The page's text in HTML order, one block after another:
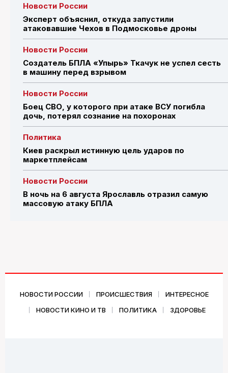
Новости России
Эксперт объяснил, откуда запустили
атаковавшие Чехов в Подмосковье дроны
Новости России
Создатель БПЛА «Упырь» Ткачук не успел сесть
в машину перед взрывом
Новости России
Боец СВО, у которого при атаке ВСУ погибла
дочь, потерял сознание на похоронах
Политика
Киев раскрыл истинную цель ударов по
маркетплейсам
Новости России
В ночь на 6 августа Ярославль отразил самую
массовую атаку БПЛА
НОВОСТИ РОССИИ ПРОИСШЕСТВИЯ
ИНТЕРЕСНОЕ
НОВОСТИ КИНО И ТВ
ПОЛИТИКА ЗДОРОВЬЕ